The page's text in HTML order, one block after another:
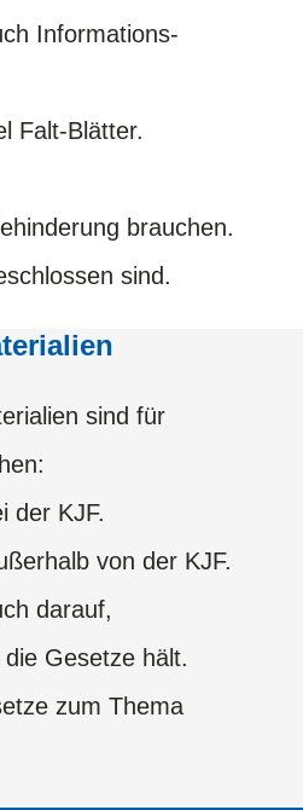
Informations-
Falt-Blätter.
brauchen.
sind.
sind für
der KJF.
von der KJF.
darauf,
Gesetze hält.
zum Thema